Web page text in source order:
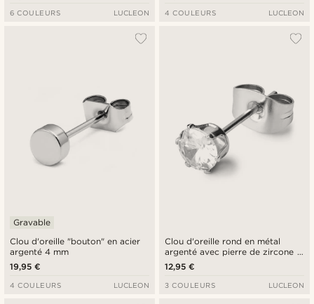
6 COULEURS LUCLEON 4 COULEURS LUCLEON
Clou d'oreille "bouton" en acier
argenté 4 mm
Gravable
19,95 €
4 COULEURS LUCLEON
Clou d'oreille rond en métal
argenté avec pierre de zircone -
4 MM
12,95 €
3 COULEURS LUCLEON